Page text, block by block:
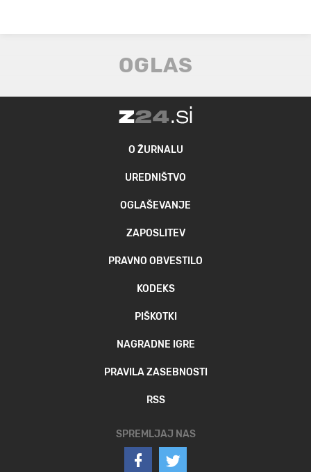
O ŽURNALU
UREDNIŠTVO
OGLAŠEVANJE
ZAPOSLITEV
PRAVNO OBVESTILO
KODEKS
PIŠKOTKI
NAGRADNE IGRE
PRAVILA ZASEBNOSTI
RSS
SPREMLJAJ NAS